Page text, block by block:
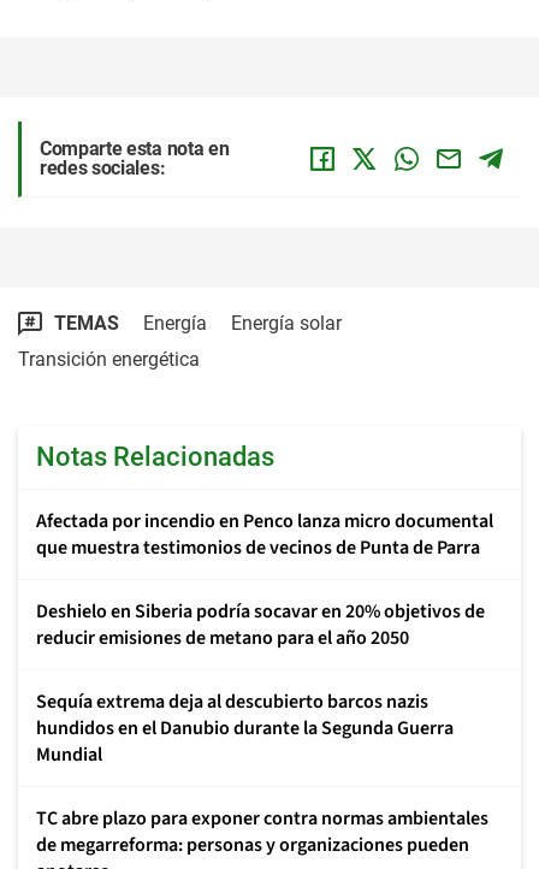
Comparte esta nota en
redes sociales:
TEMAS Energía
Energía solar
Transición energética
Notas Relacionadas
Afectada por incendio en Penco lanza micro documental
que muestra testimonios de vecinos de Punta de Parra
Deshielo en Siberia podría socavar en 20% objetivos de
reducir emisiones de metano para el año 2050
Sequía extrema deja al descubierto barcos nazis
hundidos en el Danubio durante la Segunda Guerra
Mundial
TC abre plazo para exponer contra normas ambientales
de megarreforma: personas y organizaciones pueden